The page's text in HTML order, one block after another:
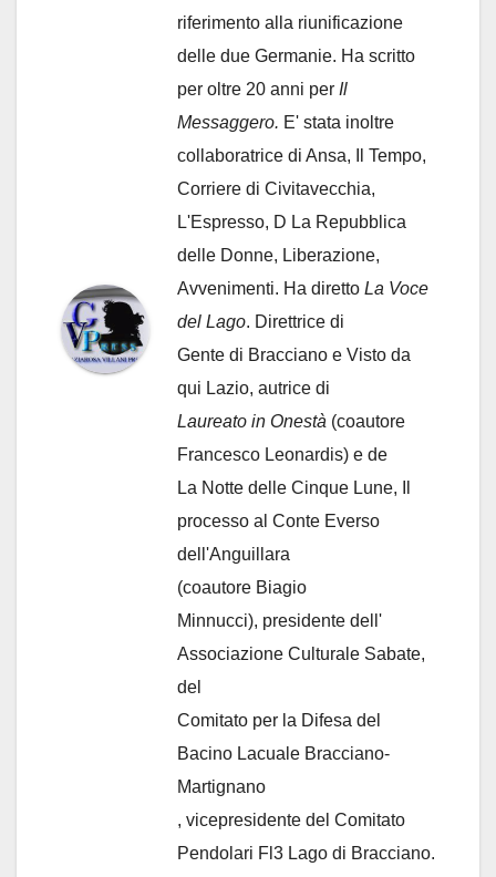
riferimento alla riunificazione
delle due Germanie. Ha scritto
per oltre 20 anni per Il
Messaggero. E' stata inoltre
collaboratrice di Ansa, Il Tempo,
Corriere di Civitavecchia,
L'Espresso, D La Repubblica
delle Donne, Liberazione,
Avvenimenti. Ha diretto La Voce
del Lago. Direttrice di
Gente di Bracciano e Visto da
qui Lazio, autrice di
Laureato in Onestà (coautore
Francesco Leonardis) e de
La Notte delle Cinque Lune, Il
processo al Conte Everso
dell'Anguillara
(coautore Biagio
Minnucci), presidente dell'
Associazione Culturale Sabate,
del
Comitato per la Difesa del
Bacino Lacuale Bracciano-
Martignano
, vicepresidente del Comitato
Pendolari Fl3 Lago di Bracciano.